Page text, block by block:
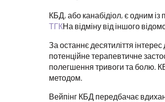
КБД, або канабідіол, є одним із
ТГКНа відміну від іншого
За останнє десятиліття
потенційне терапевтичне
полегшення тривоги та болю.
методом.
Вейпінг КБД передбачає